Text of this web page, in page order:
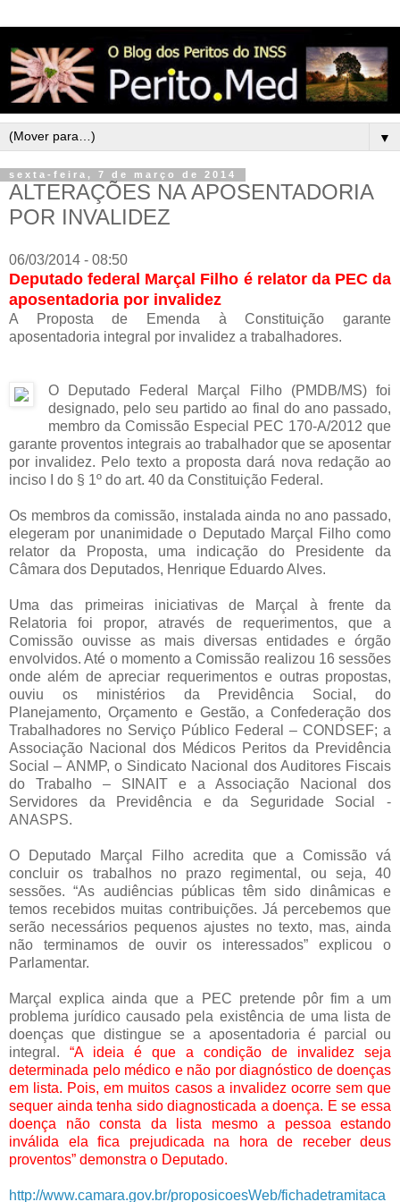
▼
sexta-feira, 7 de março de 2014
ALTERAÇÕES NA APOSENTADORIA
POR INVALIDEZ
06/03/2014 - 08:50
Deputado federal Marçal Filho é relator da PEC da
aposentadoria por invalidez
A Proposta de Emenda à Constituição garante
aposentadoria integral por invalidez a trabalhadores.
O Deputado Federal Marçal Filho (PMDB/MS) foi
designado, pelo seu partido ao final do ano passado,
membro da Comissão Especial PEC 170-A/2012 que
garante proventos integrais ao trabalhador que se aposentar
por invalidez. Pelo texto a proposta dará nova redação ao
inciso I do § 1º do art. 40 da Constituição Federal.
Os membros da comissão, instalada ainda no ano passado,
elegeram por unanimidade o Deputado Marçal Filho como
relator da Proposta, uma indicação do Presidente da
Câmara dos Deputados, Henrique Eduardo Alves.
Uma das primeiras iniciativas de Marçal à frente da
Relatoria foi propor, através de requerimentos, que a
Comissão ouvisse as mais diversas entidades e órgão
envolvidos. Até o momento a Comissão realizou 16 sessões
onde além de apreciar requerimentos e outras propostas,
ouviu os ministérios da Previdência Social, do
Planejamento, Orçamento e Gestão, a Confederação dos
Trabalhadores no Serviço Público Federal – CONDSEF; a
Associação Nacional dos Médicos Peritos da Previdência
Social – ANMP, o Sindicato Nacional dos Auditores Fiscais
do Trabalho – SINAIT e a Associação Nacional dos
Servidores da Previdência e da Seguridade Social -
ANASPS.
O Deputado Marçal Filho acredita que a Comissão vá
concluir os trabalhos no prazo regimental, ou seja, 40
sessões. “As audiências públicas têm sido dinâmicas e
temos recebidos muitas contribuições. Já percebemos que
serão necessários pequenos ajustes no texto, mas, ainda
não terminamos de ouvir os interessados” explicou o
Parlamentar.
Marçal explica ainda que a PEC pretende pôr fim a um
problema jurídico causado pela existência de uma lista de
doenças que distingue se a aposentadoria é parcial ou
integral. “A ideia é que a condição de invalidez seja
determinada pelo médico e não por diagnóstico de doenças
em lista. Pois, em muitos casos a invalidez ocorre sem que
sequer ainda tenha sido diagnosticada a doença. E se essa
doença não consta da lista mesmo a pessoa estando
inválida ela fica prejudicada na hora de receber deus
proventos” demonstra o Deputado.
http://www.camara.gov.br/proposicoesWeb/fichadetramitaca